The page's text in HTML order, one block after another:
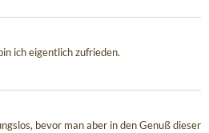
ich eigentlich zufrieden.
bevor man aber in den Genuß dieser